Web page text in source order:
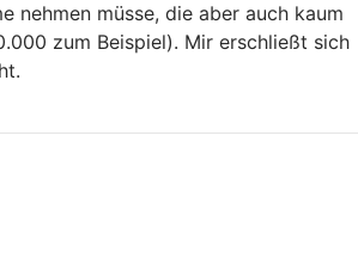
nehmen müsse, die aber auch kaum
zum Beispiel). Mir erschließt sich